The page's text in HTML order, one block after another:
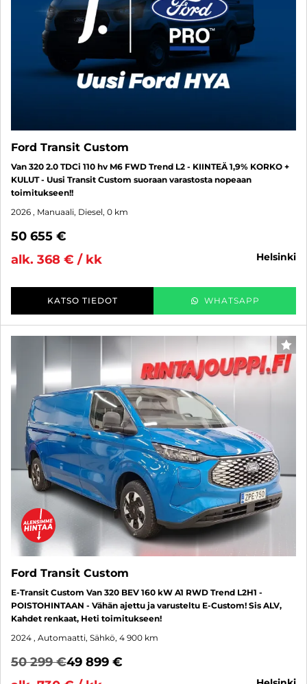
Ford Transit Custom
Van 320 2.0 TDCi 110 hv M6 FWD Trend L2 - KIINTEÄ 1,9% KORKO +
KULUT - Uusi Transit Custom suoraan varastosta nopeaan
toimitukseen!!
2026 , Manuaali, Diesel, 0 km
50 655 €
alk. 368 € / kk
helsinki
KATSO TIEDOT WHATSAPP
Ford Transit Custom
E-Transit Custom Van 320 BEV 160 kW A1 RWD Trend L2H1 -
POISTOHINTAAN - Vähän ajettu ja varusteltu E-Custom! Sis ALV,
Kahdet renkaat, Heti toimitukseen!
2024 , Automaatti, Sähkö, 4 900 km
50 299 €49 899 €